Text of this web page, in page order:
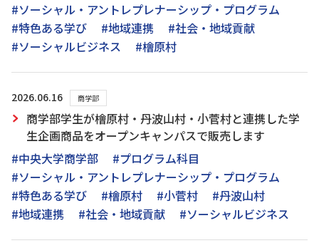
#ソーシャル・アントレプレナーシップ・プログラム
#特色ある学び
#地域連携
#社会・地域貢献
#ソーシャルビジネス
#檜原村
2026.06.16 商学部
商学部学生が檜原村・丹波山村・小菅村と連携した学
生企画商品をオープンキャンパスで販売します
#中央大学商学部
#プログラム科目
#ソーシャル・アントレプレナーシップ・プログラム
#特色ある学び
#檜原村 #小菅村
#丹波山村
#地域連携
#社会・地域貢献 #ソーシャルビジネス